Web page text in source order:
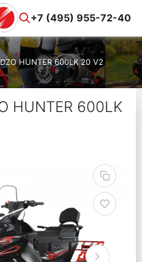
+7 (495) 955-72-40
HUNTER 600LK 20 V2
HUNTER 600LK